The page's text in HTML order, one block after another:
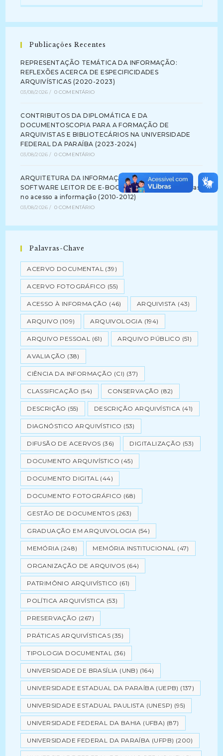
Publicações Recentes
REPRESENTAÇÃO TEMÁTICA DA INFORMAÇÃO:
REFLEXÕES ACERCA DE ESPECIFICIDADES
ARQUIVÍSTICAS (2020-2023)
03/08/2026 / 0 COMENTÁRIO
CONTRIBUTOS DA DIPLOMÁTICA E DA
DOCUMENTOSCOPIA PARA A FORMAÇÃO DE
ARQUIVISTAS E BIBLIOTECÁRIOS NA UNIVERSIDADE
FEDERAL DA PARAÍBA (2023-2024)
03/08/2026 / 0 COMENTÁRIO
ARQUITETURA DA INFORMAÇÃO NA INTERFACE DE
SOFTWARE LEITOR DE E-BOOK: identificando barreiras
no acesso a informação (2010-2012)
03/08/2026 / 0 COMENTÁRIO
Palavras-Chave
ACERVO DOCUMENTAL (39)
ACERVO FOTOGRÁFICO (55)
ACESSO À INFORMAÇÃO (46) ARQUIVISTA (43)
ARQUIVO (109) ARQUIVOLOGIA (194)
ARQUIVO PESSOAL (61) ARQUIVO PÚBLICO (51)
AVALIAÇÃO (38)
CIÊNCIA DA INFORMAÇÃO (CI) (37)
CLASSIFICAÇÃO (54) CONSERVAÇÃO (82)
DESCRIÇÃO (55) DESCRIÇÃO ARQUIVÍSTICA (41)
DIAGNÓSTICO ARQUIVÍSTICO (53)
DIFUSÃO DE ACERVOS (36) DIGITALIZAÇÃO (53)
DOCUMENTO ARQUIVÍSTICO (45)
DOCUMENTO DIGITAL (44)
DOCUMENTO FOTOGRÁFICO (68)
GESTÃO DE DOCUMENTOS (263)
GRADUAÇÃO EM ARQUIVOLOGIA (54)
MEMÓRIA (248) MEMÓRIA INSTITUCIONAL (47)
ORGANIZAÇÃO DE ARQUIVOS (64)
PATRIMÔNIO ARQUIVÍSTICO (61)
POLÍTICA ARQUIVÍSTICA (53)
PRESERVAÇÃO (267)
PRÁTICAS ARQUIVÍSTICAS (35)
TIPOLOGIA DOCUMENTAL (36)
UNIVERSIDADE DE BRASÍLIA (UNB) (164)
UNIVERSIDADE ESTADUAL DA PARAÍBA (UEPB) (137)
UNIVERSIDADE ESTADUAL PAULISTA (UNESP) (95)
UNIVERSIDADE FEDERAL DA BAHIA (UFBA) (87)
UNIVERSIDADE FEDERAL DA PARAÍBA (UFPB) (200)